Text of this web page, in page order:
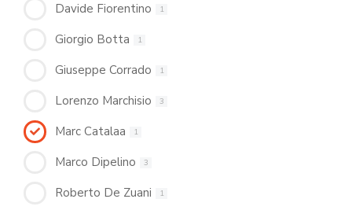
Davide Fiorentino 1
Giorgio Botta 1
Giuseppe Corrado 1
Lorenzo Marchisio 3
Marc Catalaa 1
Marco Dipelino 3
Roberto De Zuani 1